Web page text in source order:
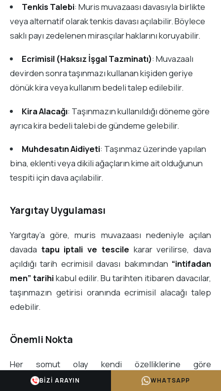
Tenkis Talebi: Muris muvazaası davasıyla birlikte
veya alternatif olarak tenkis davası açılabilir. Böylece
saklı payı zedelenen mirasçılar haklarını koruyabilir.
Ecrimisil (Haksız İşgal Tazminatı): Muvazaalı
devirden sonra taşınmazı kullanan kişiden geriye
dönük kira veya kullanım bedeli talep edilebilir.
Kira Alacağı: Taşınmazın kullanıldığı döneme göre
ayrıca kira bedeli talebi de gündeme gelebilir.
Muhdesatın Aidiyeti: Taşınmaz üzerinde yapılan
bina, eklenti veya dikili ağaçların kime ait olduğunun
tespiti için dava açılabilir.
Yargıtay Uygulaması
Yargıtay’a göre, muris muvazaası nedeniyle açılan
davada tapu iptali ve tescile karar verilirse, dava
açıldığı tarih ecrimisil davası bakımından “intifadan
men” tarihikabul edilir. Bu tarihten itibaren davacılar,
taşınmazın getirisi oranında ecrimisil alacağı talep
edebilir.
Önemli Nokta
Her somut olay kendi özelliklerine göre
değerlendirilmelidir. Davacı mirasçılar, yalnızca tapu
BIZI ARAYIN WHATSAPP